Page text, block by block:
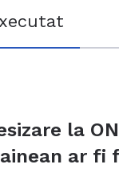
la
ar fi